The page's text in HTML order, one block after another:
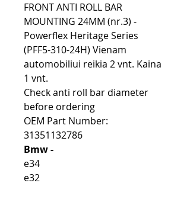
FRONT ANTI ROLL BAR
MOUNTING 24MM (nr.3) -
Powerflex Heritage Series
(PFF5-310-24H) Vienam
automobiliui reikia 2 vnt. Kaina
1 vnt.
Check anti roll bar diameter
before ordering
OEM Part Number:
31351132786
Bmw -
e34
e32